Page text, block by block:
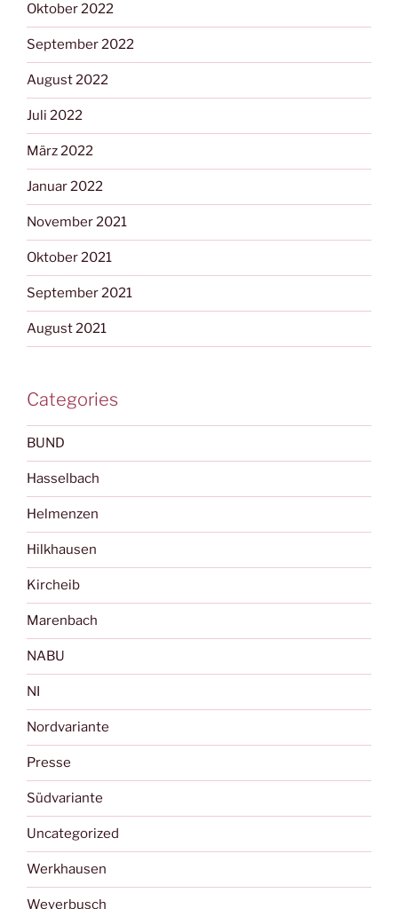
Oktober 2022
September 2022
August 2022
Juli 2022
März 2022
Januar 2022
November 2021
Oktober 2021
September 2021
August 2021
Categories
BUND
Hasselbach
Helmenzen
Hilkhausen
Kircheib
Marenbach
NABU
NI
Nordvariante
Presse
Südvariante
Uncategorized
Werkhausen
Weyerbusch